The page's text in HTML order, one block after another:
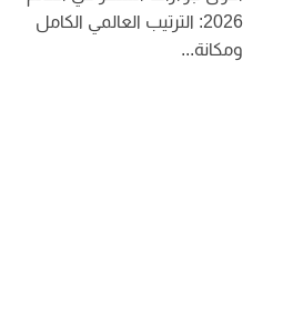
2026: الترتيب العالمي الكامل
ومكانة...